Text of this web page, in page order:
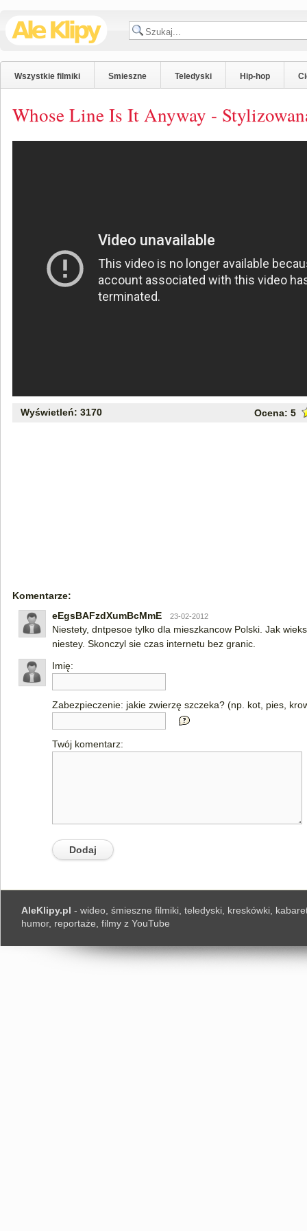
Wszystkie filmiki Smieszne Teledyski Hip-hop
Whose Line Is It Anyway -
Wyświetleń: 3170 Ocena: 5
Komentarze:
eEgsBAFzdXumBcMmE
23-02-2012
Niestety, dntpesoe tylko dla mieszkancow Polski. Jak
niestey. Skonczyl sie czas internetu bez granic.
Imię:
Zabezpieczenie: jakie zwierzę szczeka? (np. kot, pies,
Twój komentarz:
AleKlipy.pl - wideo, śmieszne filmiki, teledyski, kreskówki,
humor, reportaże, filmy z YouTube